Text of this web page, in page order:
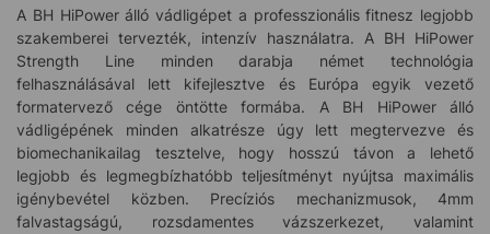
A BH HiPower álló vádligépet a professzionális fitnesz legjobb
szakemberei tervezték, intenzív használatra. A BH HiPower
Strength Line minden darabja német technológia
felhasználásával lett kifejlesztve és Európa egyik vezető
formatervező cége öntötte formába. A BH HiPower álló
vádligépének minden alkatrésze úgy lett megtervezve és
biomechanikailag tesztelve, hogy hosszú távon a lehető
legjobb és legmegbízhatóbb teljesítményt nyújtsa maximális
igénybevétel közben. Precíziós mechanizmusok, 4mm
falvastagságú, rozsdamentes vázszerkezet, valamint